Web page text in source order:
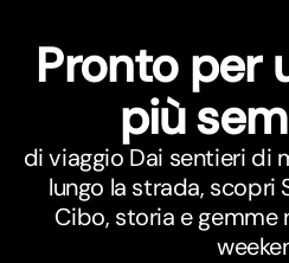
Pronto per
più
di viaggio Dai sentieri di
lungo la strada, scopri
Cibo, storia e gemme